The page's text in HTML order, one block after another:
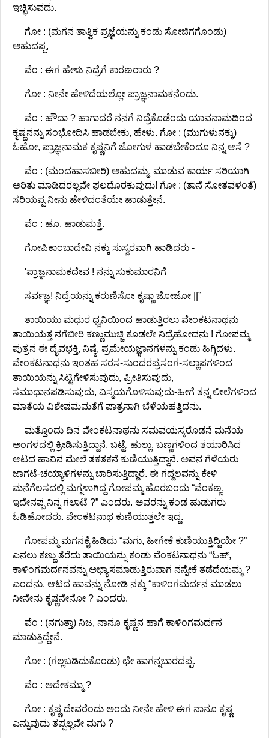
ಇಚ್ಛಿಸುವದು.
ಗೋ : (ಮಗನ ತಾತ್ವಿಕ ಪ್ರಜ್ಞೆಯನ್ನು ಕಂಡು ಸೋಜಿಗಗೊಂಡು)
ಅಹುದಪ್ಪ,
ವೆಂ : ಈಗ ಹೇಳು ನಿದ್ರೆಗೆ ಕಾರಣರಾರು ?
ಗೋ : ನೀನೇ ಹೇಳಿದೆಯಲ್ಲೋ ಪ್ರಾಜ್ಞನಾಮಕನೆಂದು.
ವೆಂ : ಹೌದಾ ? ಹಾಗಾದರೆ ನನಗೆ ನಿದ್ರೆಕೊಡೆಂದು ಯಾವನಾಮದಿಂದ
ಕೃಷ್ಣನನ್ನು ಸಂಭೋದಿಸಿ ಹಾಡಬೇಕು, ಹೇಳು. ಗೋ : (ಮುಗುಳುನಕ್ಕು)
ಓಹೋ, ಪ್ರಾಜ್ಞನಾಮಕ ಕೃಷ್ಣನಿಗೆ ಜೋಗುಳ ಹಾಡಬೇಕೆಂದೂ ನಿನ್ನ ಆಸೆ ?
ವೆಂ : (ಮಂದಹಾಸಬೀರಿ) ಅಹುದಮ್ಮ, ಮಾಡುವ ಕಾರ್ಯ ಸರಿಯಾಗಿ
ಅರಿತು ಮಾಡಿದರಲ್ಲವೇ ಫಲದೊರಕುವುದು! ಗೋ : (ತಾನೆ ಸೋತವಳಂತೆ)
ಸರಿಯಪ್ಪ ನೀನು ಹೇಳಿದಂತೆಯೇ ಹಾಡುತ್ತೇನೆ.
ವೆಂ : ಹೂ, ಹಾಡುಮತ್ತೆ.
ಗೋಪಿಕಾಂಬಾದೇವಿ ನಕ್ಕು ಸುಸ್ವರವಾಗಿ ಹಾಡಿದರು -
'ಪ್ರಾಜ್ಞನಾಮಕದೇವ ! ನನ್ನು ಸುಕುಮಾರನಿಗೆ
ಸರ್ವಜ್ಞ! ನಿದ್ರೆಯನ್ನು ಕರುಣಿಸೋ ಕೃಷ್ಣಾ ಜೋಜೋ ||”
ತಾಯಿಯು ಮಧುರ ಧ್ವನಿಯಿಂದ ಹಾಡುತ್ತಿರಲು ವೇಂಕಟನಾಥನು
ತಾಯಿಯತ್ತ ನಗೆಬೀರಿ ಕಣ್ಣುಮುಚ್ಚಿ ಕೂಡಲೇ ನಿದ್ರೆಹೋದನು ! ಗೋಪಮ್ಮ
ಪುತ್ರನ ಈ ದೈವಭಕ್ತಿ, ನಿಷ್ಠೆ, ಪ್ರಮೇಯಜ್ಞಾನಗಳನ್ನು ಕಂಡು ಹಿಗ್ಗಿದಳು.
ವೇಂಕಟನಾಥನು ಇಂತಹ ಸರಸ-ಸುಂದರಪ್ರಸಂಗ-ಸಲ್ಲಾಪಗಳಿಂದ
ತಾಯಿಯನ್ನು ಸಿಟ್ಟಿಗೇಳಿಸುವುದು, ಪ್ರೀತಿಸುವುದು,
ಸಮಾಧಾನಪಡಿಸುವುದು, ವಿಸ್ಮಯಗೊಳಿಸುವುದು-ಹೀಗೆ ತನ್ನ ಲೀಲೆಗಳಿಂದ
ಮಾತೆಯ ವಿಶೇಷಮಮತೆಗೆ ಪಾತ್ರನಾಗಿ ಬೆಳೆಯಹತ್ತಿದನು.
ಮತ್ತೊಂದು ದಿನ ವೇಂಕಟನಾಥನು ಸಮವಯಸ್ಕರೊಡನೆ ಮನೆಯ
ಅಂಗಳದಲ್ಲಿ ಕ್ರೀಡಿಸುತ್ತಿದ್ದಾನೆ. ಬಟ್ಟೆ, ಹುಲ್ಲು, ಬಣ್ಣಗಳಿಂದ ತಯಾರಿಸಿದ
ಆಟದ ಹಾವಿನ ಮೇಲೆ ತಕತಕನೆ ಕುಣಿಯುತ್ತಿದ್ದಾನೆ. ಅವನ ಗೆಳೆಯರು
ಜಾಗಟೆ-ಚಯ್ಯಾಳಿಗಳನ್ನು ಬಾರಿಸುತ್ತಿದ್ದಾರೆ. ಈ ಗದ್ದಲವನ್ನು ಕೇಳಿ
ಮನೆಗೆಲಸದಲ್ಲಿ ಮಗ್ನಳಾಗಿದ್ದ ಗೋಪಮ್ಮ ಹೊರಬಂದು “ವೆಂಕಣ್ಣ,
ಇದೇನಪ್ಪ ನಿನ್ನ ಗಲಾಟೆ ?” ಎಂದರು. ಅವರನ್ನು ಕಂಡ ಹುಡುಗರು
ಓಡಿಹೋದರು. ವೇಂಕಟನಾಥ ಕುಣಿಯುತ್ತಲೇ ಇದ್ದ.
ಗೋಪಮ್ಮ ಮಗನಕೈ ಹಿಡಿದು “ಮಗು, ಹೀಗೇಕೆ ಕುಣಿಯುತ್ತಿದ್ದಿಯೇ ?”
ಎನಲು ಕಣ್ಣು ತೆರೆದು ತಾಯಿಯನ್ನು ಕಂಡು ವೆಂಕಟನಾಥನು “ಓಹ್,
ಕಾಳಿಂಗಮರ್ದನವನ್ನು ಅಭ್ಯಾಸಮಾಡುತ್ತಿರುವಾಗ ನನ್ನೇಕೆ ತಡೆದೆಯಮ್ಮ ?
ಎಂದನು. ಆಟದ ಹಾವನ್ನು ನೋಡಿ ನಕ್ಕು “ಕಾಳಿಂಗಮರ್ದನ ಮಾಡಲು
ನೀನೇನು ಕೃಷ್ಣನೇನೋ ? ಎಂದರು.
ವೆಂ : (ನಗುತ್ತಾ) ನಿಜ, ನಾನೂ ಕೃಷ್ಣನ ಹಾಗೆ ಕಾಳಿಂಗಮರ್ದನ
ಮಾಡುತ್ತಿದ್ದೇನೆ.
ಗೋ : (ಗಲ್ಲಬಡಿದುಕೊಂಡು) ಛೇ ಹಾಗನ್ನಬಾರದಪ್ಪ.
ವೆಂ : ಅದೇಕಮ್ಮಾ ?
ಗೋ : ಕೃಷ್ಣ ದೇವರೆಂದು ಅಂದು ನೀನೇ ಹೇಳಿ ಈಗ ನಾನೂ ಕೃಷ್ಣ
ಎನ್ನುವುದು ತಪ್ಪಲ್ಲವೇ ಮಗು ?